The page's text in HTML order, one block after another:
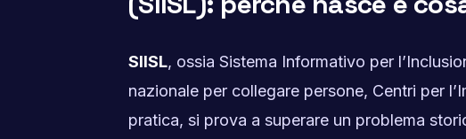
SIISL, ossia Sistema Informativo per
nazionale per collegare persone, Centri per
pratica, si prova a superare un problema